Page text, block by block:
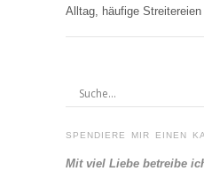
Alltag, häufige Streitereien
SPENDIERE MIR EINEN
Mit viel Liebe betreibe